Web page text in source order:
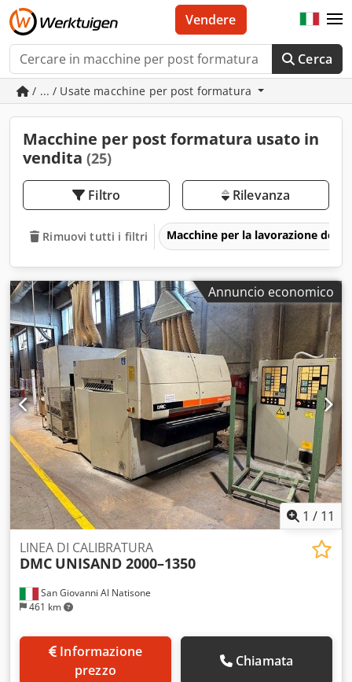
Cerca
Vendere
/ ... / Usate macchine per post formatura
Macchine per post formatura usato in
vendita (25)
Filtro Rilevanza
Rimuovi tutti i filtri Macchine per la lavorazione del
Annuncio economico
1 / 11
San Giovanni Al Natisone
461 km
LINEA DI CALIBRATURA
DMC UNISAND 2000–1350
prezzo
Chiamata